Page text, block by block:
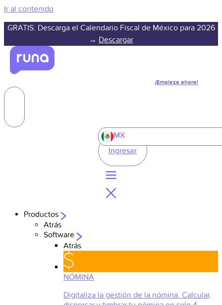
Ir al contenido
GRATIS: Descarga el Calendario Fiscal de México para 2026
→ Descargar
¡Empieza ahora!
MX
Ingresar
Productos
Atrás
Software
Atrás
NÓMINA
Digitaliza la gestión de la nómina. Calcular,